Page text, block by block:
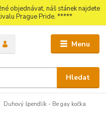
objednávat, náš stánek najdete
Prague Pride. *****
Menu
Hledat
Duhový špendlík - Be gay kočka